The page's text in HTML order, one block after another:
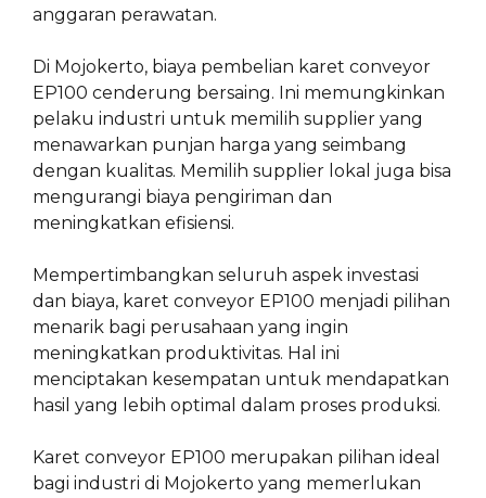
anggaran perawatan.
Di Mojokerto, biaya pembelian karet conveyor
EP100 cenderung bersaing. Ini memungkinkan
pelaku industri untuk memilih supplier yang
menawarkan punjan harga yang seimbang
dengan kualitas. Memilih supplier lokal juga bisa
mengurangi biaya pengiriman dan
meningkatkan efisiensi.
Mempertimbangkan seluruh aspek investasi
dan biaya, karet conveyor EP100 menjadi pilihan
menarik bagi perusahaan yang ingin
meningkatkan produktivitas. Hal ini
menciptakan kesempatan untuk mendapatkan
hasil yang lebih optimal dalam proses produksi.
Karet conveyor EP100 merupakan pilihan ideal
bagi industri di Mojokerto yang memerlukan